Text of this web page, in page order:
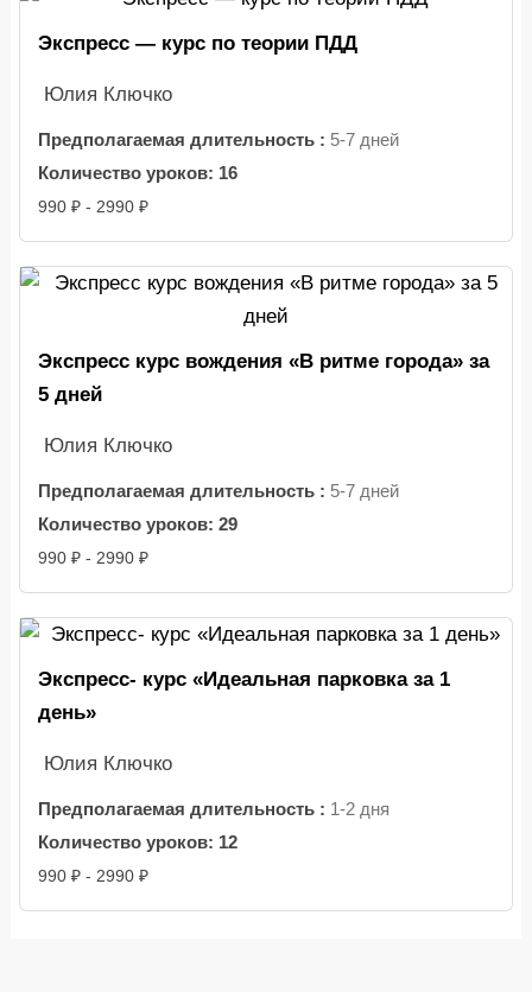
Экспресс — курс по теории ПДД
Юлия Ключко
Предполагаемая длительность : 5-7 дней
Количество уроков: 16
990 ₽ - 2990 ₽
Экспресс курс вождения «В ритме города» за
5 дней
Юлия Ключко
Предполагаемая длительность : 5-7 дней
Количество уроков:29
990 ₽ - 2990 ₽
Экспресс- курс «Идеальная парковка за 1
день»
Юлия Ключко
Предполагаемая длительность : 1-2 дня
Количество уроков: 12
990 ₽ - 2990 ₽